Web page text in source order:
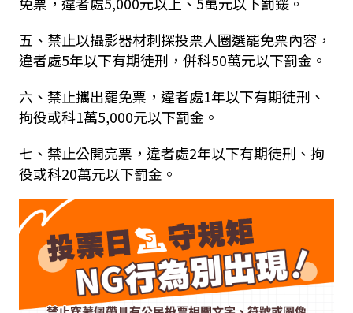
五、禁止以攝影器材刺探投票人圈選罷免票內容，
違者處5年以下有期徒刑，併科50萬元以下罰金。
六、禁止攜出罷免票，違者處1年以下有期徒刑、
拘役或科1萬5,000元以下罰金。
七、禁止公開亮票，違者處2年以下有期徒刑、拘
役或科20萬元以下罰金。